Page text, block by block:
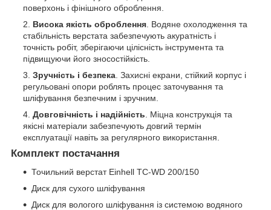
поверхонь і фінішного оброблення.
Висока якість оброблення . Водяне охолодження та
стабільність верстата забезпечують акуратність і
точність робіт, зберігаючи цілісність інструмента та
підвищуючи його зносостійкість.
Зручність і безпека . Захисні екрани, стійкий корпус і
регульовані опори роблять процес заточування та
шліфування безпечним і зручним.
Довговічність і надійність . Міцна конструкція та
якісні матеріали забезпечують довгий термін
експлуатації навіть за регулярного використання.
Комплект постачання
Точильний верстат Einhell TC-WD 200/150
Диск для сухого шліфування
Диск для вологого шліфування із системою водяного